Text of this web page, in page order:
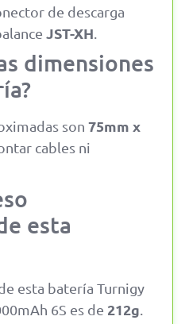
de descarga
JST-XH
dimensiones
son 75mm x
cables ni
esta
esta batería Turnigy
6S es de 212g